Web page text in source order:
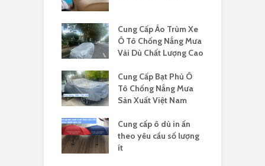
Cung Cấp Áo Trùm Xe
Ô Tô Chống Nắng Mưa
Vải Dù Chất Lượng Cao
Cung Cấp Bạt Phủ Ô
Tô Chống Nắng Mưa
Sản Xuất Việt Nam
Cung cấp ô dù in ấn
theo yêu cầu số lượng
ít